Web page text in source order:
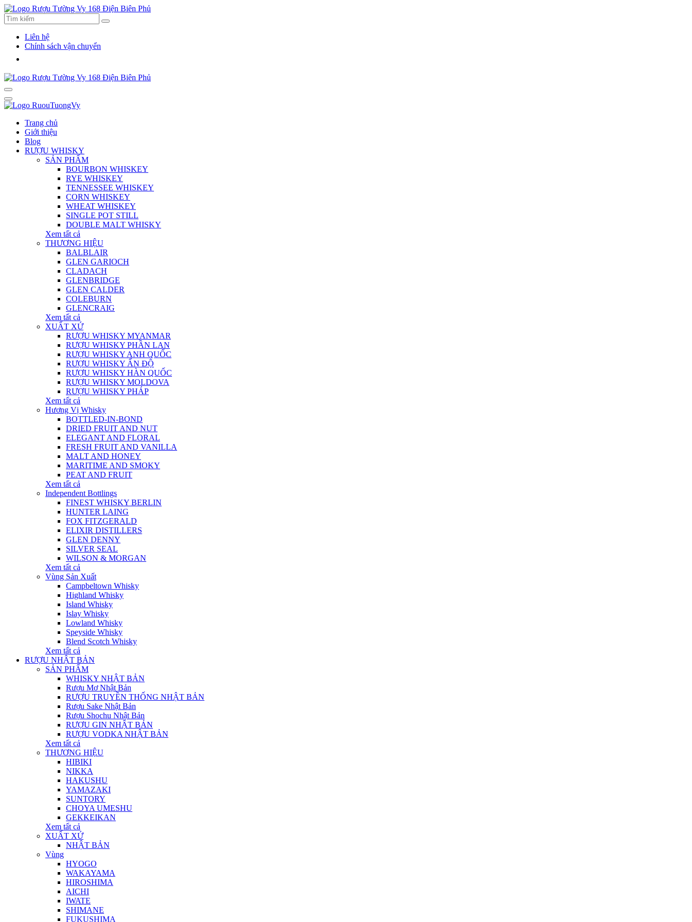
Liên hệ
Chính sách vận chuyển
Trang chủ
Giới thiệu
Blog
RƯỢU WHISKY
SẢN PHẨM
BOURBON WHISKEY
RYE WHISKEY
TENNESSEE WHISKEY
CORN WHISKEY
WHEAT WHISKEY
SINGLE POT STILL
DOUBLE MALT WHISKY
Xem tất cả
THƯƠNG HIỆU
BALBLAIR
GLEN GARIOCH
CLADACH
GLENBRIDGE
GLEN CALDER
COLEBURN
GLENCRAIG
Xem tất cả
XUẤT XỨ
RƯỢU WHISKY MYANMAR
RƯỢU WHISKY PHẦN LAN
RƯỢU WHISKY ANH QUỐC
RƯỢU WHISKY ẤN ĐỘ
RƯỢU WHISKY HÀN QUỐC
RƯỢU WHISKY MOLDOVA
RƯỢU WHISKY PHÁP
Xem tất cả
Hương Vị Whisky
BOTTLED-IN-BOND
DRIED FRUIT AND NUT
ELEGANT AND FLORAL
FRESH FRUIT AND VANILLA
MALT AND HONEY
MARITIME AND SMOKY
PEAT AND FRUIT
Xem tất cả
Independent Bottlings
FINEST WHISKY BERLIN
HUNTER LAING
FOX FITZGERALD
ELIXIR DISTILLERS
GLEN DENNY
SILVER SEAL
WILSON & MORGAN
Xem tất cả
Vùng Sản Xuất
Campbeltown Whisky
Highland Whisky
Island Whisky
Islay Whisky
Lowland Whisky
Speyside Whisky
Blend Scotch Whisky
Xem tất cả
RƯỢU NHẬT BẢN
SẢN PHẨM
WHISKY NHẬT BẢN
Rượu Mơ Nhật Bản
RƯỢU TRUYỀN THỐNG NHẬT BẢN
Rượu Sake Nhật Bản
Rượu Shochu Nhật Bản
RƯỢU GIN NHẬT BẢN
RƯỢU VODKA NHẬT BẢN
Xem tất cả
THƯƠNG HIỆU
HIBIKI
NIKKA
HAKUSHU
YAMAZAKI
SUNTORY
CHOYA UMESHU
GEKKEIKAN
Xem tất cả
XUẤT XỨ
NHẬT BẢN
Vùng
HYOGO
WAKAYAMA
HIROSHIMA
AICHI
IWATE
SHIMANE
FUKUSHIMA